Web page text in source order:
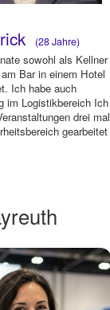
(28 Jahre)
sowohl als Kellner
Bar in einem Hotel
Ich habe auch
im Logistikbereich Ich
drei mal
gearbeitet